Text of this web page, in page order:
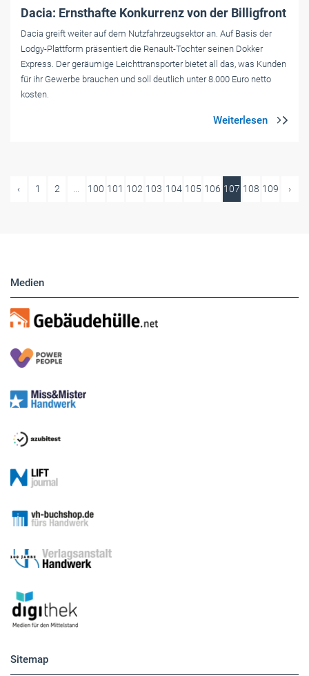
Dacia: Ernsthafte Konkurrenz von der Billigfront
Dacia greift weiter auf dem Nutzfahrzeugsektor an. Auf Basis der
Lodgy-Plattform präsentiert die Renault-Tochter seinen Dokker
Express. Der geräumige Leichttransporter bietet all das, was Kunden
für ihr Gewerbe brauchen und soll deutlich unter 8.000 Euro netto
kosten.
‹ 1 2 ... 100 101 102 103 104 105 106 107 108 109 ›
Medien
Sitemap